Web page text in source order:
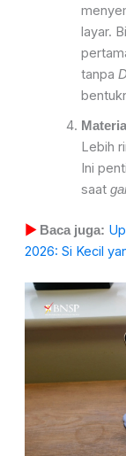
layar.
tanpa
Lebih
Ini
saat
▶Baca juga:
2026: Si Kecil